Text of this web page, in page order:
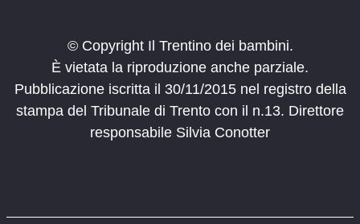
© Copyright Il Trentino dei bambini.
È vietata la riproduzione anche parziale.
Pubblicazione iscritta il 30/11/2015 nel registro della
stampa del Tribunale di Trento con il n.13. Direttore
responsabile Silvia Conotter